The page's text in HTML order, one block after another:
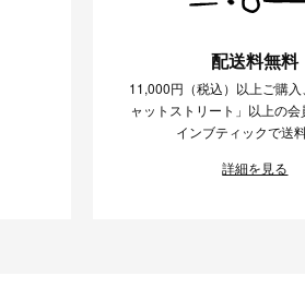
配送料無料
11,000円（税込）以上ご購
ャットストリート」以上の会
インブティックで送
詳細を見る